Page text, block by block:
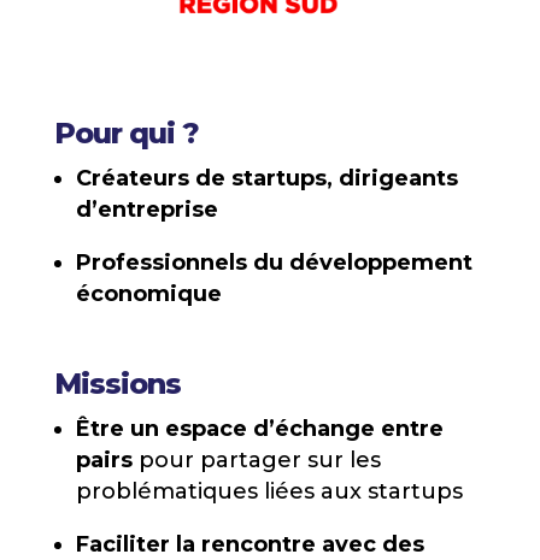
Pour qui ?
Créateurs de startups, dirigeants
d’entreprise
Professionnels du développement
économique
Missions
Être un espace d’échange entre
pairspour partager sur les
problématiques liées aux startups
Faciliter la rencontre avec des